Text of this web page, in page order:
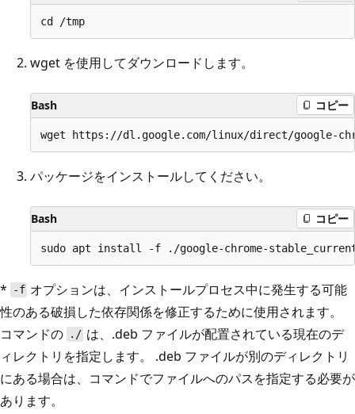
wget を使用してダウンロードします。
Bash コピー
パッケージをインストールしてください。
Bash コピー
* -f オプションは、インストールプロセス中に発生する可能
性のある破損した依存関係を修正するために使用されます。
コマンドの
./ は、.deb ファイルが配置されている現在のデ
ィレクトリを指定します。 .deb ファイルが別のディレクトリ
にある場合は、コマンドでファイルへのパスを指定する必要が
あります。